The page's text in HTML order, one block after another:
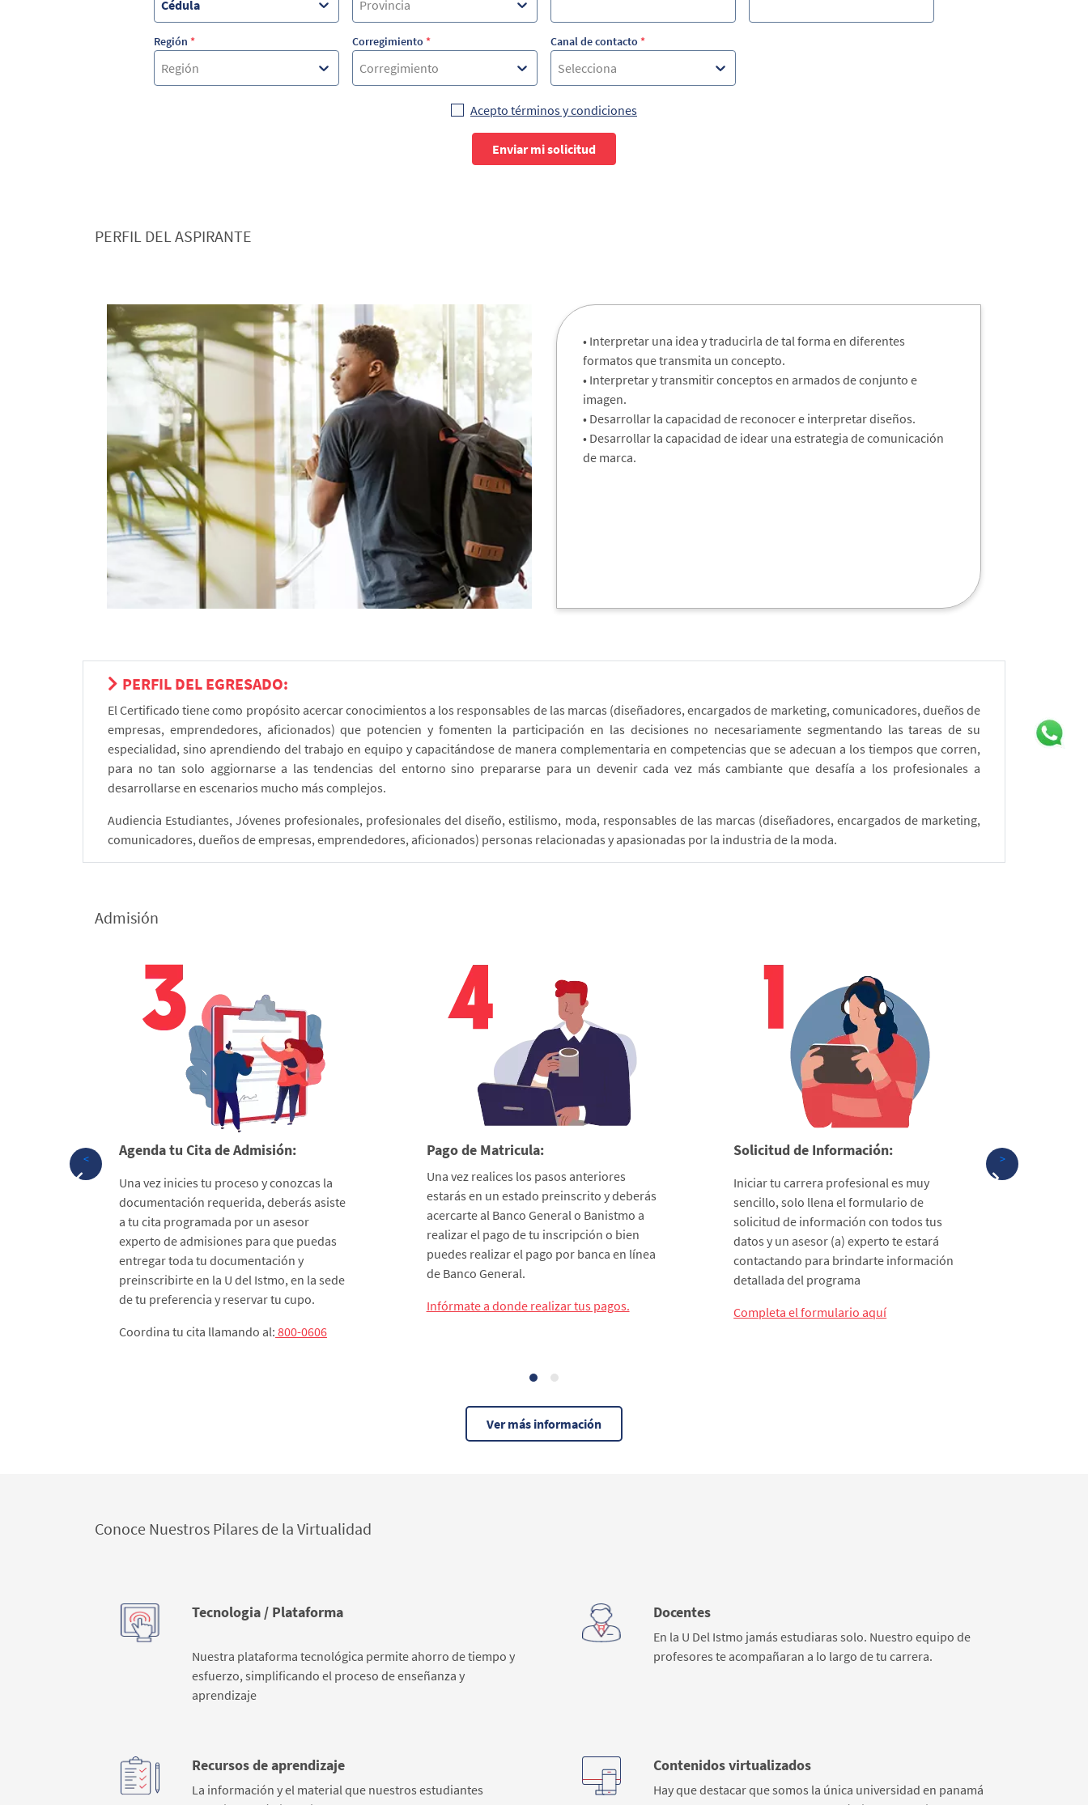
Cédula Provincia
Región *
Región
Corregimiento *
Corregimiento
Canal de contacto *
Selecciona
Acepto términos y condiciones
Enviar mi solicitud
PERFIL DEL ASPIRANTE
• Interpretar una idea y traducirla de tal forma en diferentes
formatos que transmita un concepto.
• Interpretar y transmitir conceptos en armados de conjunto e
imagen.
• Desarrollar la capacidad de reconocer e interpretar diseños.
• Desarrollar la capacidad de idear una estrategia de comunicación
de marca.
PERFIL DEL EGRESADO:
El Certificado tiene como propósito acercar conocimientos a los responsables de las marcas (diseñadores, encargados de marketing, comunicadores, dueños de
empresas, emprendedores, aficionados) que potencien y fomenten la participación en las decisiones no necesariamente segmentando las tareas de su
especialidad, sino aprendiendo del trabajo en equipo y capacitándose de manera complementaria en competencias que se adecuan a los tiempos que corren,
para no tan solo aggiornarse a las tendencias del entorno sino prepararse para un devenir cada vez más cambiante que desafía a los profesionales a
desarrollarse en escenarios mucho más complejos.
Audiencia Estudiantes, Jóvenes profesionales, profesionales del diseño, estilismo, moda, responsables de las marcas (diseñadores, encargados de marketing,
comunicadores, dueños de empresas, emprendedores, aficionados) personas relacionadas y apasionadas por la industria de la moda.
Admisión
Agenda tu Cita de Admisión:
Una vez inicies tu proceso y conozcas la
documentación requerida, deberás asiste
a tu cita programada por un asesor
experto de admisiones para que puedas
entregar toda tu documentación y
preinscribirte en la U del Istmo, en la sede
de tu preferencia y reservar tu cupo.
Coordina tu cita llamando al: 800-0606
Pago de Matricula:
Una vez realices los pasos anteriores
estarás en un estado preinscrito y deberás
acercarte al Banco General o Banistmo a
realizar el pago de tu inscripción o bien
puedes realizar el pago por banca en línea
de Banco General.
Infórmate a donde realizar tus pagos.
Solicitud de Información:
Iniciar tu carrera profesional es muy
sencillo, solo llena el formulario de
solicitud de información con todos tus
datos y un asesor (a) experto te estará
contactando para brindarte información
detallada del programa
Completa el formulario aquí
< >
Ver más información
Conoce Nuestros Pilares de la Virtualidad
Tecnologia / Plataforma
Nuestra plataforma tecnológica permite ahorro de tiempo y
esfuerzo, simplificando el proceso de enseñanza y
aprendizaje
Docentes
En la U Del Istmo jamás estudiaras solo. Nuestro equipo de
profesores te acompañaran a lo largo de tu carrera.
Recursos de aprendizaje
La información y el material que nuestros estudiantes
Contenidos virtualizados
Hay que destacar que somos la única universidad en panamá